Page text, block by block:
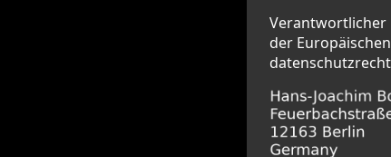
Verantwortlicher
der